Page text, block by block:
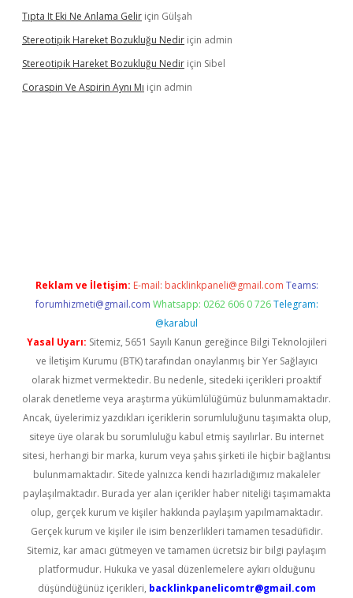
Tıpta It Eki Ne Anlama Gelir için Gülşah
Stereotipik Hareket Bozukluğu Nedir için admin
Stereotipik Hareket Bozukluğu Nedir için Sibel
Coraspin Ve Aspirin Aynı Mı için admin
Reklam ve İletişim: E-mail: backlinkpaneli@gmail.com Teams:
forumhizmeti@gmail.com Whatsapp: 0262 606 0 726 Telegram:
@karabul
Yasal Uyarı: Sitemiz, 5651 Sayılı Kanun gereğince Bilgi Teknolojileri
ve İletişim Kurumu (BTK) tarafından onaylanmış bir Yer Sağlayıcı
olarak hizmet vermektedir. Bu nedenle, sitedeki içerikleri proaktif
olarak denetleme veya araştırma yükümlülüğümüz bulunmamaktadır.
Ancak, üyelerimiz yazdıkları içeriklerin sorumluluğunu taşımakta olup,
siteye üye olarak bu sorumluluğu kabul etmiş sayılırlar. Bu internet
sitesi, herhangi bir marka, kurum veya şahıs şirketi ile hiçbir bağlantısı
bulunmamaktadır. Sitede yalnızca kendi hazırladığımız makaleler
paylaşılmaktadır. Burada yer alan içerikler haber niteliği taşımamakta
olup, gerçek kurum ve kişiler hakkında paylaşım yapılmamaktadır.
Gerçek kurum ve kişiler ile isim benzerlikleri tamamen tesadüfidir.
Sitemiz, kar amacı gütmeyen ve tamamen ücretsiz bir bilgi paylaşım
platformudur. Hukuka ve yasal düzenlemelere aykırı olduğunu
düşündüğünüz içerikleri, backlinkpanelicomtr@gmail.com